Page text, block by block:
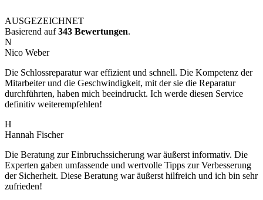
AUSGEZEICHNET
Basierend auf343 Bewertungen.
N
Nico Weber
Die Schlossreparatur war effizient und schnell. Die Kompetenz der
Mitarbeiter und die Geschwindigkeit, mit der sie die Reparatur
durchführten, haben mich beeindruckt. Ich werde diesen Service
definitiv weiterempfehlen!
H
Hannah Fischer
Die Beratung zur Einbruchssicherung war äußerst informativ. Die
Experten gaben umfassende und wertvolle Tipps zur Verbesserung
der Sicherheit. Diese Beratung war äußerst hilfreich und ich bin sehr
zufrieden!